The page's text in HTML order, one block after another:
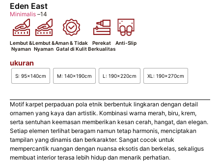
Eden East
Minimalis –14
Lembut &
Nyaman
Lembut &
Nyaman
Aman & Tidak
Gatal di Kulit
Perekat
Berkualitas
Anti-Slip
ukuran
S: 95x140cm M: 140x190cm L: 190x220cm XL: 190x270cm
Motif karpet perpaduan pola etnik berbentuk lingkaran dengan detail
ornamen yang kaya dan artistik. Kombinasi warna merah, biru, krem,
serta sentuhan keemasan memberikan kesan cerah, hangat, dan elegan.
Setiap elemen terlihat beragam namun tetap harmonis, menciptakan
tampilan yang dinamis dan berkarakter. Sangat cocok untuk
mempercantik ruangan dengan nuansa eksotis dan berkelas, sekaligus
membuat interior terasa lebih hidup dan menarik perhatian.